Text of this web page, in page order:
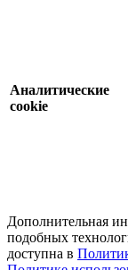
Аналитические
cookie
Дополнительная
подобных
доступна в